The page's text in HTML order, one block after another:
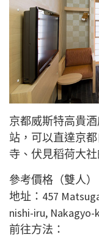
京都威斯特高貴
站，可以直達京
寺、伏見稻荷大
參考價格（雙人）
地址：457
nishi-iru,
前往方法：